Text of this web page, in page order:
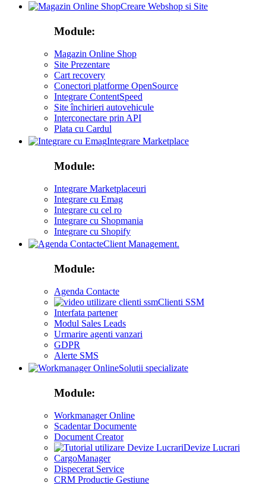
Creare Webshop si Site
Module:
Magazin Online Shop
Site Prezentare
Cart recovery
Conectori platforme OpenSource
Integrare ContentSpeed
Site închirieri autovehicule
Interconectare prin API
Plata cu Cardul
Integrare Marketplace
Module:
Integrare Marketplaceuri
Integrare cu Emag
Integrare cu cel ro
Integrare cu Shopmania
Integrare cu Shopify
Client Management.
Module:
Agenda Contacte
Clienti SSM
Interfata partener
Modul Sales Leads
Urmarire agenti vanzari
GDPR
Alerte SMS
Solutii specializate
Module:
Workmanager Online
Scadentar Documente
Document Creator
Devize Lucrari
CargoManager
Dispecerat Service
CRM Productie Gestiune